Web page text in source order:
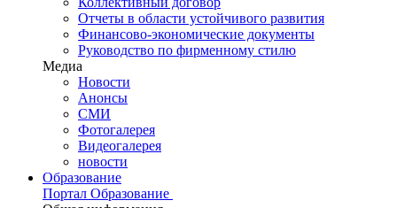
Отчеты в области устойчивого развития
Финансово-экономические документы
Руководство по фирменному стилю
Медиа
Новости
Анонсы
СМИ
Фотогалерея
Видеогалерея
новости
Образование
Портал Образование